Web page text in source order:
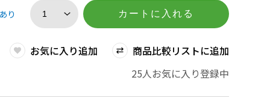
り カートに入れる
お気に入り追加
商品比較リストに追加
25人お気に入り登録中